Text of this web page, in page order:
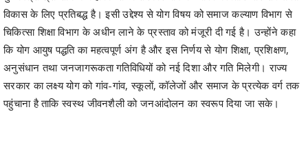
कि योग आयुष पद्धति का महत्वपूर्ण अंग है और इस निर्णय से योग शिक्षा, प्रशिक्षण,
अनुसंधान तथा जनजागरूकता गतिविधियों को नई दिशा और गति मिलेगी। राज्य
सरकार का लक्ष्य योग को गांव-गांव, स्कूलों, कॉलेजों और समाज के प्रत्येक वर्ग तक
पहुंचाना है ताकि स्वस्थ जीवनशैली को जनआंदोलन का स्वरूप दिया जा सके।